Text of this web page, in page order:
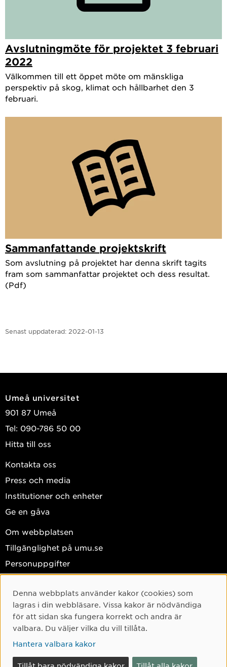
Avslutningmöte för projektet 3 februari
2022
Välkommen till ett öppet möte om mänskliga
perspektiv på skog, klimat och hållbarhet den 3
februari.
Sammanfattande projektskrift
Som avslutning på projektet har denna skrift tagits
fram som sammanfattar projektet och dess resultat.
(Pdf)
Senast uppdaterad: 2022-01-13
Umeå universitet
901 87 Umeå
Tel: 090-786 50 00
Hitta till oss
Kontakta oss
Press och media
Institutioner och enheter
Ge en gåva
Om webbplatsen
Tillgänglighet på umu.se
Personuppgifter
Instagram
TikTok
Youtube
LinkedIn
Cookie-samtycke
Denna webbplats använder kakor (cookies) som
lagras i din webbläsare. Vissa kakor är nödvändiga
för att sidan ska fungera korrekt och andra är
valbara. Du väljer vilka du vill tillåta.
Hantera valbara kakor